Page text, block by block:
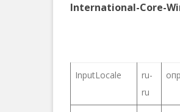
International-Core-
InputLocale
ru-
ru